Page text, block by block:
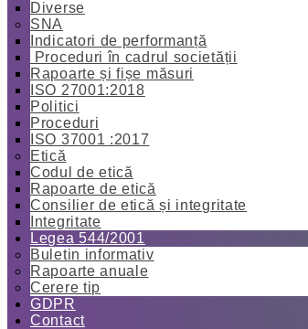
Diverse
SNA
Indicatori de performanță
Proceduri în cadrul societății
Rapoarte și fișe măsuri
ISO 27001:2018
Politici
Proceduri
ISO 37001 :2017
Etică
Codul de etică
Rapoarte de etică
Consilier de etică și integritate
Integritate
Legea 544/2001
Buletin informativ
Rapoarte anuale
Cerere tip
GDPR
Contact